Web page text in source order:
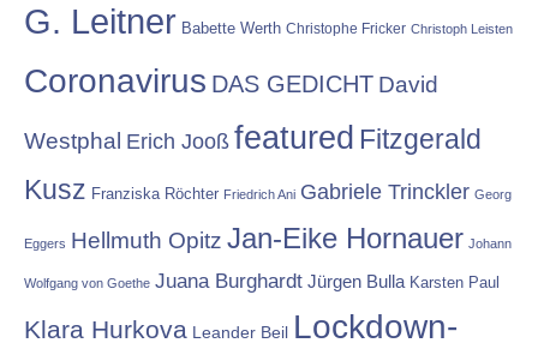
G. Leitner Babette Werth Christophe Fricker Christoph Leisten
Coronavirus DAS GEDICHT David
Westphal Erich Jooß featured Fitzgerald
Kusz Franziska Röchter Friedrich Ani Gabriele Trinckler Georg
Eggers Hellmuth Opitz Jan-Eike Hornauer Johann
Wolfgang von Goethe Juana Burghardt Jürgen Bulla Karsten Paul
Klara Hurkova Leander Beil Lockdown-